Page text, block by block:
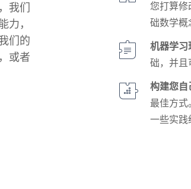
我们
力，
们的
或者
您打算修
础数学概
机器学习
础，并且
构建您自
最佳方式
一些实践